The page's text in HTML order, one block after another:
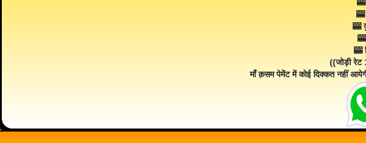
🎰
🎰
((जोड़ी
माँ क़सम पेमेंट में कोई दिक्कत नहीं